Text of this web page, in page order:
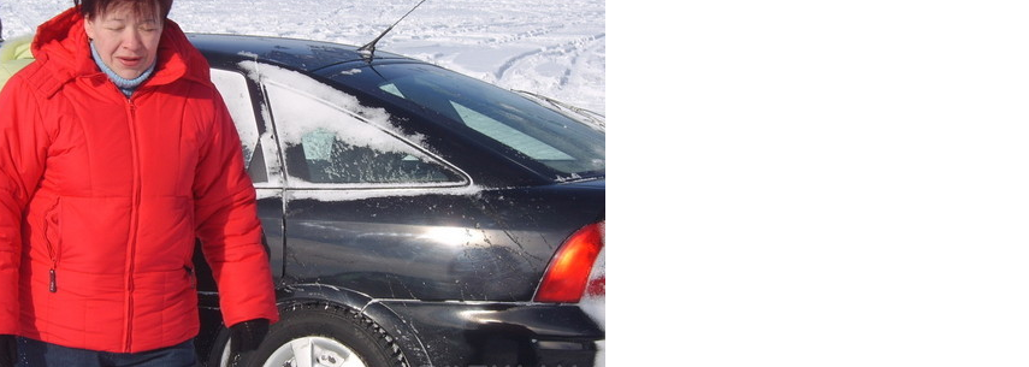
Печать в течение 1 часа в Риге – закажите онлайн
Различные форматы и виды бумаги для ваших фотографий
Доставка по всей Латвии или самовывоз